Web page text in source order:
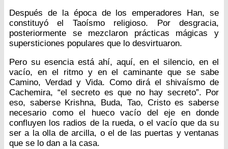
Después de la época de los emperadores Han, se
constituyó el Taoísmo religioso. Por desgracia,
posteriormente se mezclaron prácticas mágicas y
supersticiones populares que lo desvirtuaron.
Pero su esencia está ahí, aquí, en el silencio, en el
vacío, en el ritmo y en el caminante que se sabe
Camino, Verdad y Vida. Como dirá el shivaísmo de
Cachemira, “el secreto es que no hay secreto”. Por
eso, saberse Krishna, Buda, Tao, Cristo es saberse
necesario como el hueco vacío del eje en donde
confluyen los radios de la rueda, o el vacío que da su
ser a la olla de arcilla, o el de las puertas y ventanas
que se lo dan a la casa.